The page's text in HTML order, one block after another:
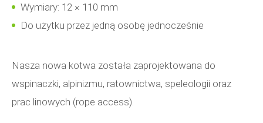
Wymiary: 12 × 110 mm
Do użytku przez jedną osobę jednocześnie
Nasza nowa kotwa została zaprojektowana do
wspinaczki, alpinizmu, ratownictwa, speleologii oraz
prac linowych (rope access).